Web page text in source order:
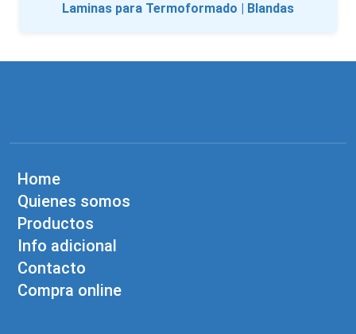
Laminas para Termoformado | Blandas
Home
Quienes somos
Productos
Info adicional
Contacto
Compra online